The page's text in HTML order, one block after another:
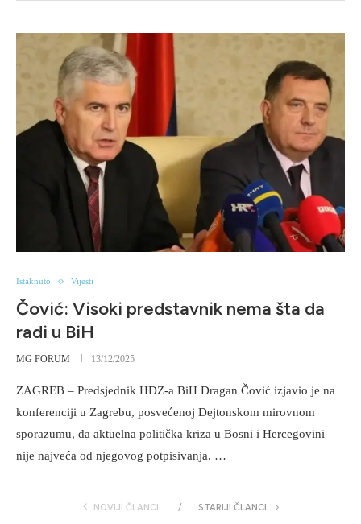
Istaknuto Vijesti
Čović: Visoki predstavnik nema šta da
radi u BiH
MG FORUM 13/12/2025
ZAGREB – Predsjednik HDZ-a BiH Dragan Čović izjavio je na
konferenciji u Zagrebu, posvećenoj Dejtonskom mirovnom
sporazumu, da aktuelna politička kriza u Bosni i Hercegovini
nije najveća od njegovog potpisivanja. …
NOVIJI ČLANCI STARIJI ČLANCI